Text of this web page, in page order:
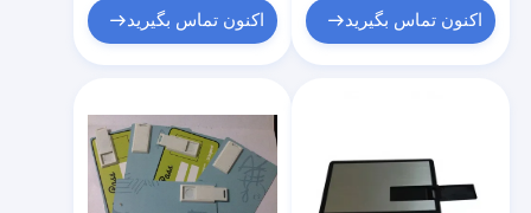
اکنون تماس بگیرید اکنون تماس بگیرید